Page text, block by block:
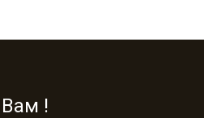
!